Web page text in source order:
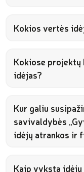
Kokios vertės
Kokiose
idėjas?
Kur galiu
savivaldybės
idėjų atrankos ir
Kaip vyksta